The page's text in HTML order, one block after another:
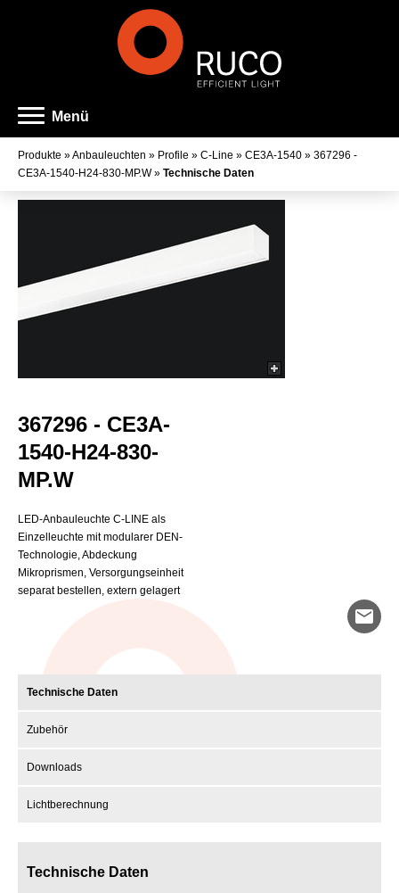
Menü
Produkte »Anbauleuchten » Profile » C-Line » CE3A-1540 » 367296 -
CE3A-1540-H24-830-MP.W» Technische Daten
367296 - CE3A-
1540-H24-830-
MP.W
LED-Anbauleuchte C-LINE als
Einzelleuchte mit modularer DEN-
Technologie, Abdeckung
Mikroprismen, Versorgungseinheit
separat bestellen, extern gelagert
mail
Technische Daten
Zubehör
Downloads
Lichtberechnung
Technische Daten